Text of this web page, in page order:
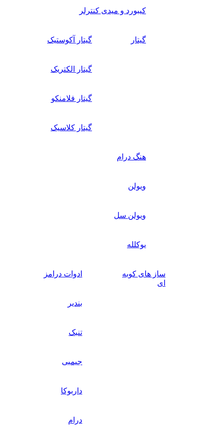
کیبورد و میدی کنترلر
گیتار گیتار آکوستیک
گیتار الکتریک
گیتار فلامنکو
گیتار کلاسیک
هنگ درام
ویولن
ویولن سل
یوکلله
ساز های کوبه
ای
ادوات درامز
بندیر
تنبک
جیمبی
داربوکا
درام